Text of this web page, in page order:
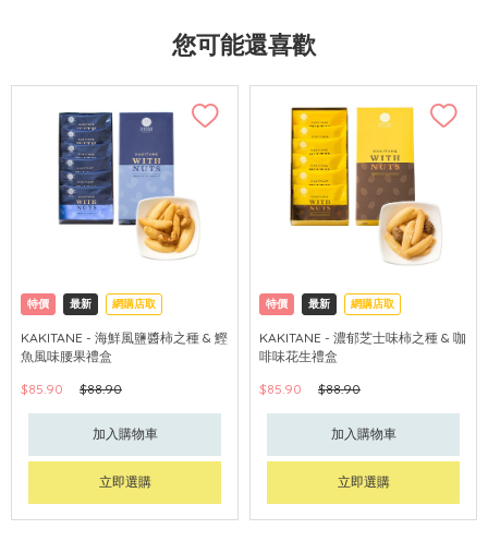
您可能還喜歡
特價 最新 網購店取
KAKITANE - 海鮮風鹽醬柿之種 & 鰹
魚風味腰果禮盒
$85.90
$88.90
加入購物車
立即選購
特價 最新 網購店取
KAKITANE - 濃郁芝士味柿之種 & 咖
啡味花生禮盒
$85.90
$88.90
加入購物車
立即選購